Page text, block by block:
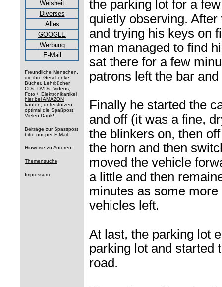
Weisheit
Diverses
Alles
GOOGLE
Werbung
E-Mail
Freundliche Menschen,
die ihre Geschenke,
Bücher, Lehrbücher,
CDs, DVDs, Videos,
Foto / Elektronikartikel
hier bei AMAZON
kaufen, unterstützen
optimal die Spaßpost!
Vielen Dank!
Beiträge zur Spasspost
bitte nur per E-Mai l.
Hinweise zu Autoren.
Themensuche
Impressum
the parking lot for a
quietly observing.
and trying his keys on
man managed to find
sat there for a few
patrons left the bar
Finally he started the
and off (it was a fine,
the blinkers on, then
the horn and then
moved the vehicle
a little and then
minutes as some
vehicles left.
At last, the parking lot
parking lot and started
road.